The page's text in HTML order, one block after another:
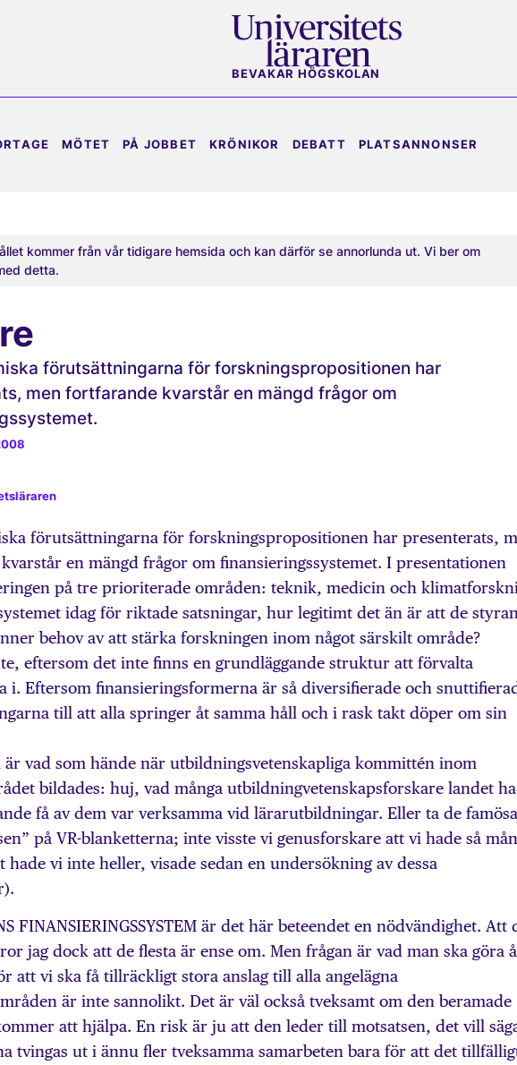
BEVAKAR HÖGSKOLAN
MÖTET PÅ JOBBET KRÖNIKOR DEBATT PLATSANNONSER
kommer från vår tidigare hemsida och kan därför se annorlunda ut. Vi ber om
detta.
förutsättningarna för forskningspropositionen har
men fortfarande kvarstår en mängd frågor om
förutsättningarna för forskningspropositionen har presenterats,
en mängd frågor om finansieringssystemet. I presentationen
på tre prioriterade områden: teknik, medicin och
idag för riktade satsningar, hur legitimt det än är att de
behov av att stärka forskningen inom något särskilt område?
eftersom det inte finns en grundläggande struktur att förvalta
i. Eftersom finansieringsformerna är så diversifierade och
till att alla springer åt samma håll och i rask takt döper om sin
är vad som hände när utbildningsvetenskapliga kommittén inom
bildades: huj, vad många utbildningvetenskapsforskare landet
få av dem var verksamma vid lärarutbildningar. Eller ta de famösa
på VR-blanketterna; inte visste vi genusforskare att vi hade så
hade vi inte heller, visade sedan en undersökning av dessa
FINANSIERINGSSYSTEM är det här beteendet en nödvändighet. Att
jag dock att de flesta är ense om. Men frågan är vad man ska göra
att vi ska få tillräckligt stora anslag till alla angelägna
är inte sannolikt. Det är väl också tveksamt om den beramade
att hjälpa. En risk är ju att den leder till motsatsen, det vill
tvingas ut i ännu fler tveksamma samarbeten bara för att det